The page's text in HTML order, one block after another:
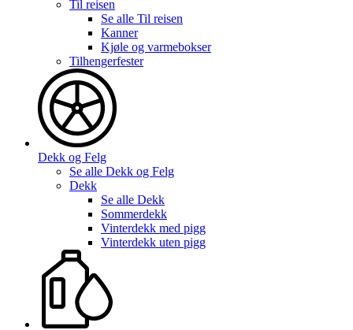
Til reisen
Se alle Til reisen
Kanner
Kjøle og varmebokser
Tilhengerfester
Dekk og Felg
Se alle Dekk og Felg
Dekk
Se alle Dekk
Sommerdekk
Vinterdekk med pigg
Vinterdekk uten pigg